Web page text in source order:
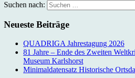
Suchen nach:
Neueste Beiträge
QUADRIGA Jahrestagung 2026
81 Jahre – Ende des Zweiten
Museum Karlshorst
Minimaldatensatz Historische